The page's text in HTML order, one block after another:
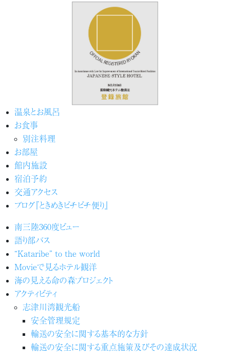
温泉とお風呂
お食事
別注料理
お部屋
館内施設
宿泊予約
交通アクセス
ブログ『ときめきピチピチ便り』
南三陸360度ビュー
語り部バス
“Kataribe” to the world
Movieで見るホテル観洋
海の見える命の森プロジェクト
アクティビティ
志津川湾観光船
安全管理規定
輸送の安全に関する基本的な方針
輸送の安全に関する重点施策及びその達成状況